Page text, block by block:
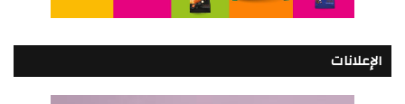
الإعلانات